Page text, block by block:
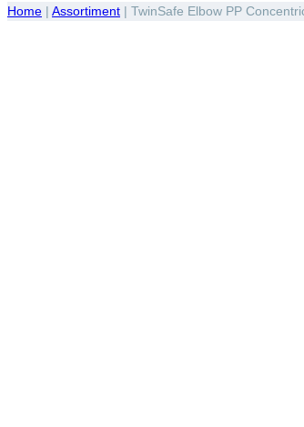
Home | Assortiment | TwinSafe Elbow PP